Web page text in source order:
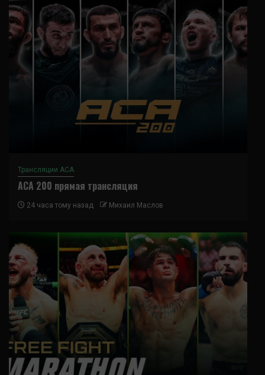
Трансляции ACA
ACA 200 прямая трансляция
24 часа тому назад Михаил Маслов